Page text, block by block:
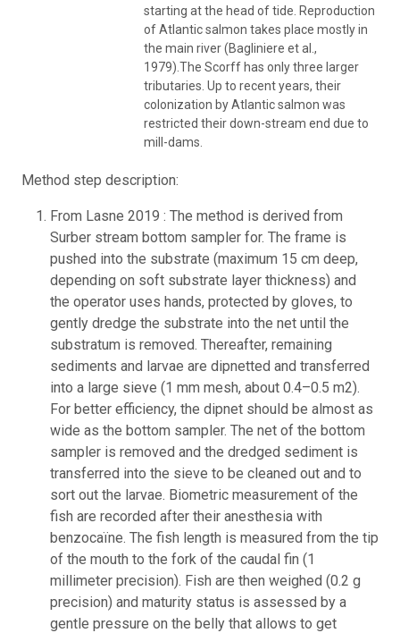
starting at the head of tide. Reproduction
of Atlantic salmon takes place mostly in
the main river (Bagliniere et al.,
1979).The Scorff has only three larger
tributaries. Up to recent years, their
colonization by Atlantic salmon was
restricted their down-stream end due to
mill-dams.
Method step description:
From Lasne 2019 : The method is derived from
Surber stream bottom sampler for. The frame is
pushed into the substrate (maximum 15 cm deep,
depending on soft substrate layer thickness) and
the operator uses hands, protected by gloves, to
gently dredge the substrate into the net until the
substratum is removed. Thereafter, remaining
sediments and larvae are dipnetted and transferred
into a large sieve (1 mm mesh, about 0.4–0.5 m2).
For better efficiency, the dipnet should be almost as
wide as the bottom sampler. The net of the bottom
sampler is removed and the dredged sediment is
transferred into the sieve to be cleaned out and to
sort out the larvae. Biometric measurement of the
fish are recorded after their anesthesia with
benzocaïne. The fish length is measured from the tip
of the mouth to the fork of the caudal fin (1
millimeter precision). Fish are then weighed (0.2 g
precision) and maturity status is assessed by a
gentle pressure on the belly that allows to get